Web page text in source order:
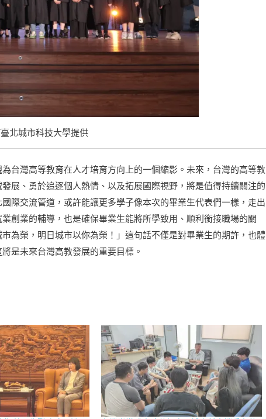
北城市科技大學提供
台灣高等教育在人才培育方向上的一個縮影。未來，台灣的高等教
展、勇於追逐個人熱情、以及拓展國際視野，將是值得持續關注的
際交流管道，或許能讓更多學子像本次的畢業生代表們一樣，走出
創業的輔導，也是確保畢業生能將所學致用、順利銜接職場的關
為榮，明日城市以你為榮！」這句話不僅是對畢業生的期許，也體
是未來台灣高教發展的重要目標。